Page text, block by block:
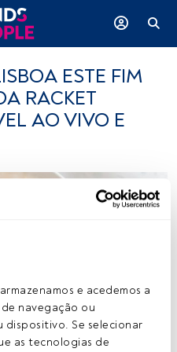
e acedemos a
navegação ou
dispositivo. Se selecionar
as tecnologias de
ESTE FIM
RACKET
AO VIVO E